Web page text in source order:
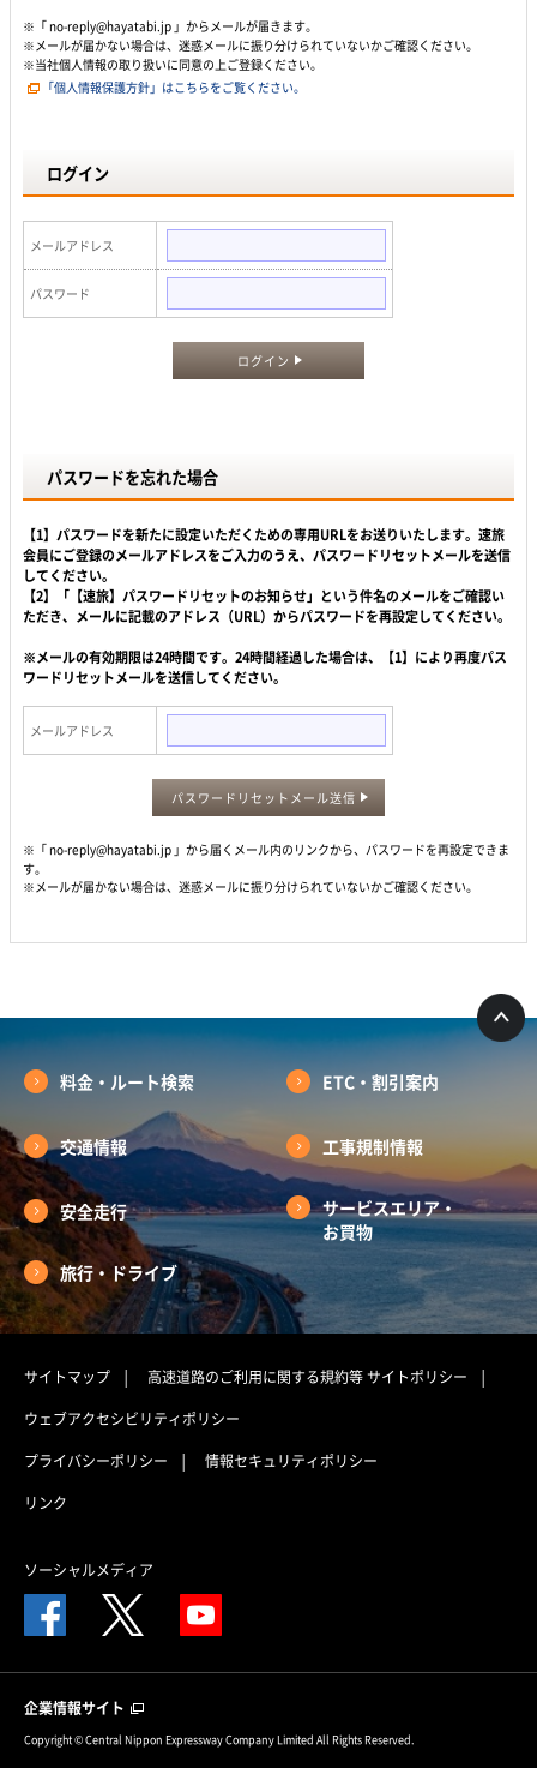
※「 no-reply@hayatabi.jp 」からメールが届きます。
※メールが届かない場合は、迷惑メールに振り分けられていないかご確認ください。
※当社個人情報の取り扱いに同意の上ご登録ください。
「個人情報保護方針」はこちらをご覧ください。
ログイン
メールアドレス
パスワード
ログイン
パスワードを忘れた場合
【1】パスワードを新たに設定いただくための専用URLをお送りいたします。速旅
会員にご登録のメールアドレスをご入力のうえ、パスワードリセットメールを送信
してください。
【2】「【速旅】パスワードリセットのお知らせ」という件名のメールをご確認い
ただき、メールに記載のアドレス（URL）からパスワードを再設定してください。
※メールの有効期限は24時間です。24時間経過した場合は、【1】により再度パス
ワードリセットメールを送信してください。
メールアドレス
パスワードリセットメール送信
※「 no-reply@hayatabi.jp 」から届くメール内のリンクから、パスワードを再設定できま
す。
※メールが届かない場合は、迷惑メールに振り分けられていないかご確認ください。
料金・ルート検索 ETC・割引案内
交通情報 工事規制情報
安全走行
サービスエリア・
お買物
旅行・ドライブ
サイトマップ 高速道路のご利用に関する規約等サイトポリシー
ウェブアクセシビリティポリシー
プライバシーポリシー
情報セキュリティポリシー
リンク
ソーシャルメディア
企業情報サイト
Copyright © Central Nippon Expressway Company Limited All Rights Reserved.